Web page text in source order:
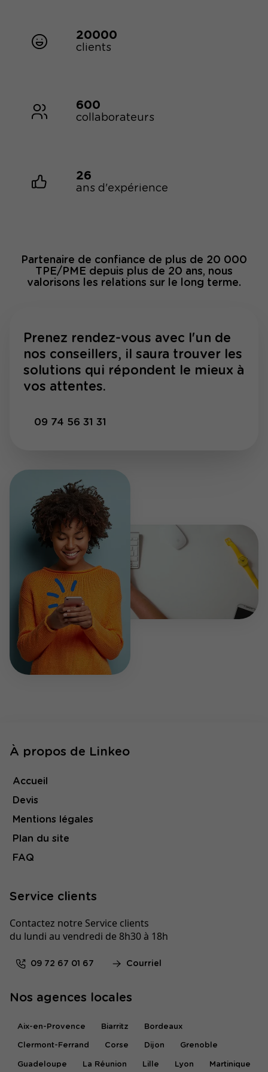
20000
clients
600
collaborateurs
26
ans d'expérience
Partenaire de confiance de plus de 20 000
TPE/PME depuis plus de 20 ans, nous
valorisons les relations sur le long terme.
Prenez rendez-vous avec l'un de
nos conseillers, il saura trouver les
solutions qui répondent le mieux à
vos attentes.
09 74 56 31 31
À propos de Linkeo
Accueil
Devis
Mentions légales
Plan du site
FAQ
Service clients
Contactez notre Service clients
du lundi au vendredi de 8h30 à 18h
09 72 67 01 67 Courriel
Nos agences locales
Aix-en-Provence Biarritz Bordeaux
Clermont-Ferrand Corse Dijon Grenoble
Guadeloupe La Réunion Lille Lyon Martinique